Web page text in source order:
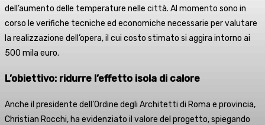
dell’aumento delle temperature nelle città. Al momento sono in
corso le verifiche tecniche ed economiche necessarie per valutare
la realizzazione dell’opera, il cui costo stimato si aggira intorno ai
500 mila euro.
L’obiettivo: ridurre l’effetto isola di calore
Anche il presidente dell’Ordine degli Architetti di Roma e provincia,
Christian Rocchi, ha evidenziato il valore del progetto, spiegando